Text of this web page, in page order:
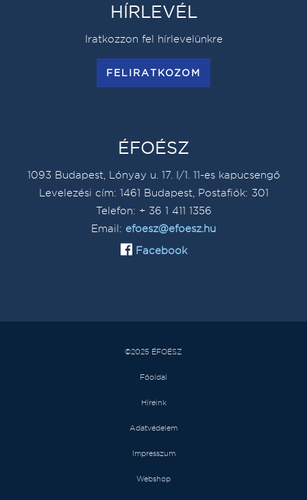
HÍRLEVÉL
Iratkozzon fel hírlevelünkre
FELIRATKOZOM
ÉFOÉSZ
1093 Budapest, Lónyay u. 17. I/1. 11-es kapucsengő
Levelezési cím: 1461 Budapest, Postafiók: 301
Telefon: + 36 1 411 1356
Email: efoesz@efoesz.hu
Facebook
©2025 ÉFOÉSZ
Főoldal
Híreink
Adatvédelem
Impresszum
Webshop